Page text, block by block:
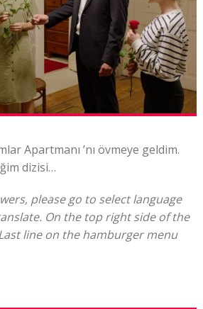
Apartmanı ’nı övmeye geldim.
dizisi…
please go to select language
On the top right side of the
line on the hamburger menu